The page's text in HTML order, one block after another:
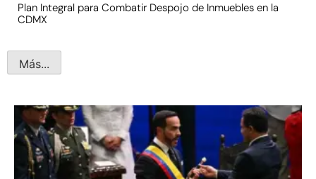
Plan Integral para Combatir Despojo de Inmuebles en la
CDMX
Más...